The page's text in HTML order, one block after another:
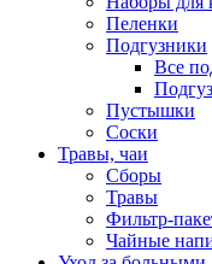
Пеленки
Подгузники
Все
Пустышки
Соски
Травы, чаи
Сборы
Травы
Фильтр-
Чайные